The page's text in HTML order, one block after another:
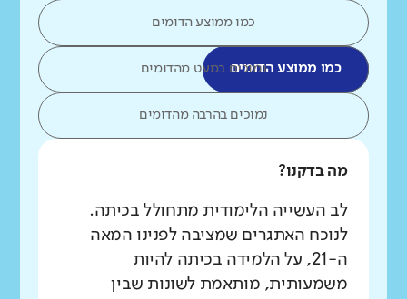
כמו ממוצע הדומים
כמו ממוצע הדומיםנמוכים במעט מהדומים
נמוכים בהרבה מהדומים
מה בדקנו?
לב העשייה הלימודית מתחולל בכיתה.
לנוכח האתגרים שמציבה לפנינו המאה
ה-21, על הלמידה בכיתה להיות
משמעותית, מותאמת לשונות שבין